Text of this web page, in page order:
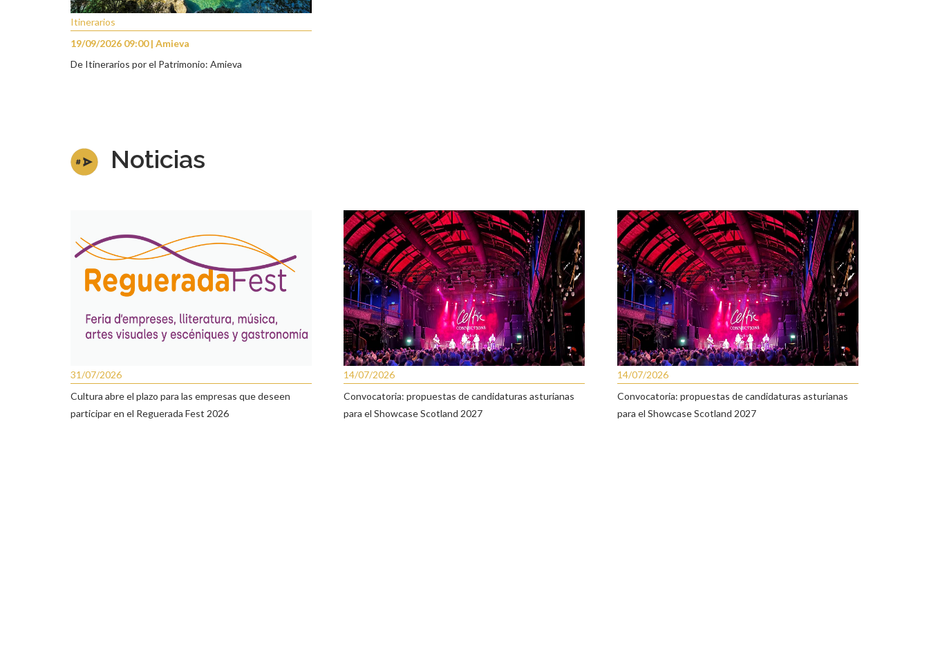
Itinerarios
19/09/2026 09:00 | Amieva
De Itinerarios por el Patrimonio: Amieva
Noticias
31/07/2026
Cultura abre el plazo para las empresas que deseen
participar en el Reguerada Fest 2026
14/07/2026
Convocatoria: propuestas de candidaturas asturianas
para el Showcase Scotland 2027
14/07/2026
Convocatoria: propuestas de candidaturas asturianas
para el Showcase Scotland 2027